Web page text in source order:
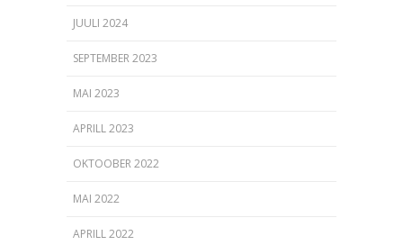
JUULI 2024
SEPTEMBER 2023
MAI 2023
APRILL 2023
OKTOOBER 2022
MAI 2022
APRILL 2022